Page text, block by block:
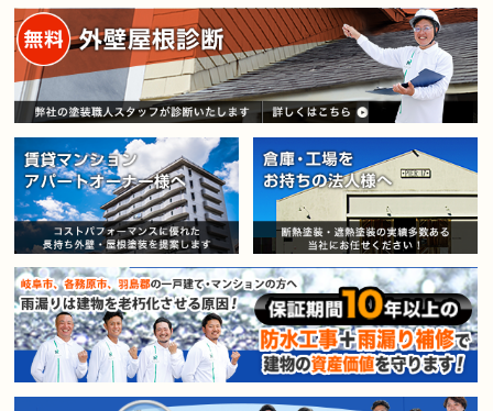
賃貸マンション・アパートオー